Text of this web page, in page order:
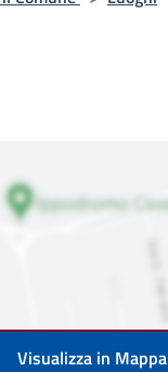
Visualizza in Mappa